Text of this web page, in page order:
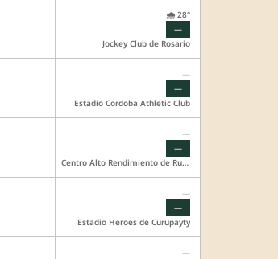
🌧️ 28°
—
Jockey Club de Rosario
—
—
Estadio Cordoba Athletic Club
—
—
Centro Alto Rendimiento de Rugby
—
—
Estadio Heroes de Curupayty
—